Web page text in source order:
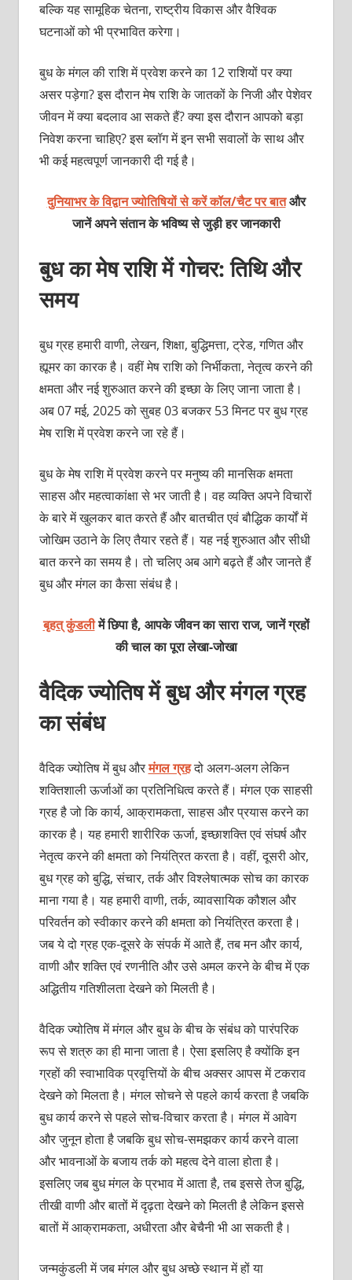
बल्कि यह सामूहिक चेतना, राष्‍ट्रीय विकास और वैश्विक
घटनाओं को भी प्रभावित करेगा।
बुध के मंगल की राशि में प्रवेश करने का 12 राशियों पर क्‍या
असर पड़ेगा? इस दौरान मेष राशि के जातकों के निजी और पेशेवर
जीवन में क्‍या बदलाव आ सकते हैं? क्‍या इस दौरान आपको बड़ा
निवेश करना चाहिए? इस ब्‍लॉग में इन सभी सवालों के साथ और
भी कई महत्‍वपूर्ण जानकारी दी गई है।
दुनियाभर के विद्वान ज्योतिषियों से करें कॉल/चैट पर बात और
जानें अपने संतान के भविष्य से जुड़ी हर जानकारी
बुध का मेष राशि में गोचर: तिथि और
समय
बुध ग्रह हमारी वाणी, लेखन, शिक्षा, बुद्धिमत्ता, ट्रेड, गणित और
ह्यूमर का कारक है। वहीं मेष राशि को निर्भीकता, नेतृत्‍व करने की
क्षमता और नई शुरुआत करने की इच्‍छा के लिए जाना जाता है।
अब 07 मई, 2025 को सुबह 03 बजकर 53 मिनट पर बुध ग्रह
मेष राशि में प्रवेश करने जा रहे हैं।
बुध के मेष राशि में प्रवेश करने पर मनुष्‍य की मानसिक क्षमता
साहस और महत्‍वाकांक्षा से भर जाती है। वह व्‍यक्‍ति अपने विचारों
के बारे में खुलकर बात करते हैं और बातचीत एवं बौद्धिक कार्यों में
जोखिम उठाने के लिए तैयार रहते हैं। यह नई शुरुआत और सीधी
बात करने का समय है। तो चलिए अब आगे बढ़ते हैं और जानते हैं
बुध और मंगल का कैसा संबंध है।
बृहत् कुंडलीमें छिपा है, आपके जीवन का सारा राज, जानें ग्रहों
की चाल का पूरा लेखा-जोखा
वैदिक ज्‍योतिष में बुध और मंगल ग्रह
का संबंध
वैदिक ज्‍योतिष में बुध औरमंगल ग्रहदो अलग-अलग लेकिन
शक्‍तिशाली ऊर्जाओं का प्रतिनिधित्‍व करते हैं। मंगल एक साहसी
ग्रह है जो कि कार्य, आक्रामकता, साहस और प्रयास करने का
कारक है। यह हमारी शारीरिक ऊर्जा, इच्‍छाशक्‍ति एवं संघर्ष और
नेतृत्‍व करने की क्षमता को नियंत्रित करता है। वहीं, दूसरी ओर,
बुध ग्रह को बुद्धि, संचार, तर्क और विश्‍लेषात्‍मक सोच का कारक
माना गया है। यह हमारी वाणी, तर्क, व्‍यावसायिक कौशल और
परिवर्तन को स्‍वीकार करने की क्षमता को नियंत्रित करता है।
जब ये दो ग्रह एक-दूसरे के संपर्क में आते हैं, तब मन और कार्य,
वाणी और शक्‍ति एवं रणनीति और उसे अमल करने के बीच में एक
अद्धितीय गतिशीलता देखने को मिलती है।
वैदिक ज्‍योतिष में मंगल और बुध के बीच के संबंध को पारंपरिक
रूप से शत्रु का ही माना जाता है। ऐसा इसलिए है क्‍योंकि इन
ग्रहों की स्‍वाभाविक प्रवृत्तियों के बीच अक्‍सर आपस में टकराव
देखने को मिलता है। मंगल सोचने से पहले कार्य करता है जबकि
बुध कार्य करने से पहले सोच-विचार करता है। मंगल में आवेग
और जुनून होता है जबकि बुध सोच-समझकर कार्य करने वाला
और भावनाओं के बजाय तर्क को महत्‍व देने वाला होता है।
इसलिए जब बुध मंगल के प्रभाव में आता है, तब इससे तेज बुद्धि,
तीखी वाणी और बातों में दृढ़ता देखने को मिलती है लेकिन इससे
बातों में आक्रामकता, अधीरता और बेचैनी भी आ सकती है।
जन्‍मकुंडली में जब मंगल और बुध अच्‍छे स्‍थान में हों या